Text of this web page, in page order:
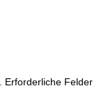
Erforderliche Felder